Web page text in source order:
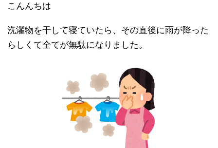
こんんちは
洗濯物を干して寝ていたら、その直後に雨が降った
らしくて全てが無駄になりました。